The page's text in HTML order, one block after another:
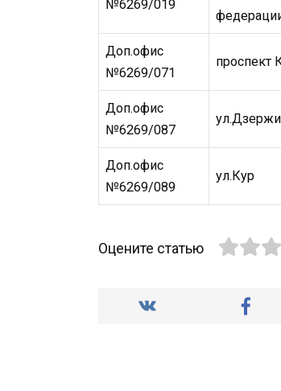
№6269/019
Доп.офис
№6269/071
проспект
Доп.офис
№6269/087
Доп.офис
№6269/089
ул.Кур
Оцените статью